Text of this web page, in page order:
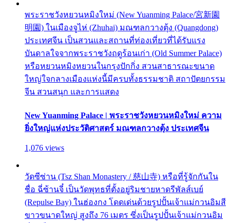
พระราชวังหยวนหมิงใหม่ (New Yuanming Palace/宮新園
明園) ในเมืองจูไห่ (Zhuhai) มณฑลกวางตุ้ง (Quangdong)
ประเทศจีน เป็นสวนและสถานที่ท่องเที่ยวที่ได้รับแรง
บันดาลใจจากพระราชวังฤดูร้อนเก่า (Old Summer Palace)
หรือหยวนหมิงหยวนในกรุงปักกิ่ง สวนสาธารณะขนาด
ใหญ่ใจกลางเมืองแห่งนี้มีครบทั้งธรรมชาติ สถาปัตยกรรม
จีน สวนสนุก และการแสดง
New Yuanming Palace | พระราชวังหยวนหมิงใหม่ ความ
ยิ่งใหญ่แห่งประวัติศาสตร์ มณฑลกวางตุ้ง ประเทศจีน
1,076 views
วัดซีซ่าน (Tsz Shan Monastery / 慈山寺) หรือที่รู้จักกันใน
ชื่อ ฉี่ซ้านจี๋ เป็นวัดพุทธที่ตั้งอยู่ริมชายหาดรีพัลส์เบย์
(Repulse Bay) ในฮ่องกง โดดเด่นด้วยรูปปั้นเจ้าแม่กวนอิมสี
ขาวขนาดใหญ่ สูงถึง 76 เมตร ซึ่งเป็นรูปปั้นเจ้าแม่กวนอิม